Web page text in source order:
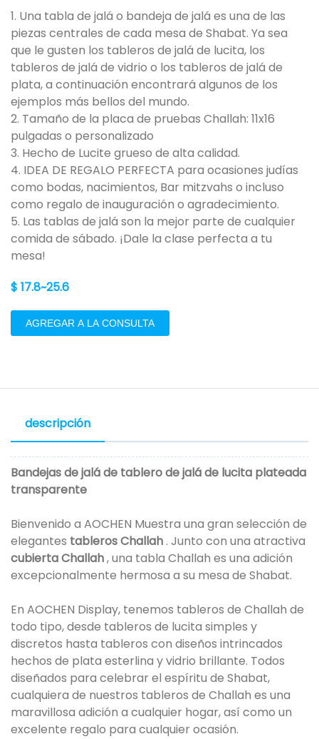
1. Una tabla de jalá o bandeja de jalá es una de las
piezas centrales de cada mesa de Shabat. Ya sea
que le gusten los tableros de jalá de lucita, los
tableros de jalá de vidrio o los tableros de jalá de
plata, a continuación encontrará algunos de los
ejemplos más bellos del mundo.
2. Tamaño de la placa de pruebas Challah: 11x16
pulgadas o personalizado
3. Hecho de Lucite grueso de alta calidad.
4. IDEA DE REGALO PERFECTA para ocasiones judías
como bodas, nacimientos, Bar mitzvahs o incluso
como regalo de inauguración o agradecimiento.
5. Las tablas de jalá son la mejor parte de cualquier
comida de sábado. ¡Dale la clase perfecta a tu
mesa!
$ 17.8~25.6
AGREGAR A LA CONSULTA
descripción
Bandejas de jalá de tablero de jalá de lucita plateada
transparente
Bienvenido a AOCHEN Muestra una gran selección de
elegantes tableros Challah . Junto con una atractiva
cubierta Challah, una tabla Challah es una adición
excepcionalmente hermosa a su mesa de Shabat.
En AOCHEN Display, tenemos tableros de Challah de
todo tipo, desde tableros de lucita simples y
discretos hasta tableros con diseños intrincados
hechos de plata esterlina y vidrio brillante. Todos
diseñados para celebrar el espíritu de Shabat,
cualquiera de nuestros tableros de Challah es una
maravillosa adición a cualquier hogar, así como un
excelente regalo para cualquier ocasión.